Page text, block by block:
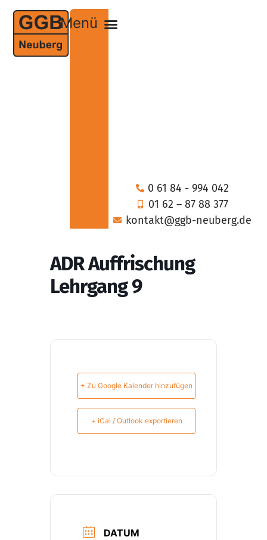
0 61 84 - 994 042
01 62 – 87 88 377
kontakt@ggb-neuberg.de
ADR Auffrischung
Lehrgang 9
+ Zu Google Kalender hinzufügen
+ iCal / Outlook exportieren
DATUM